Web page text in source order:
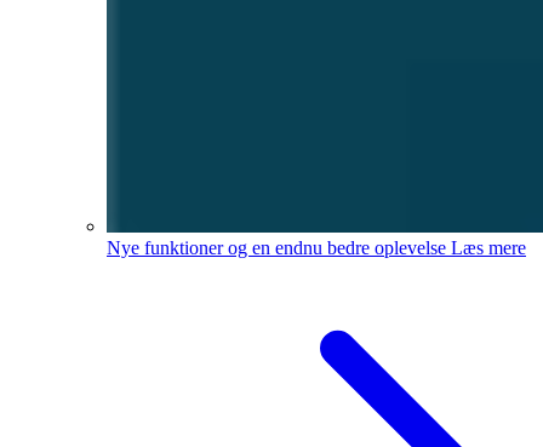
Nye funktioner og en endnu bedre oplevelse Læs mere